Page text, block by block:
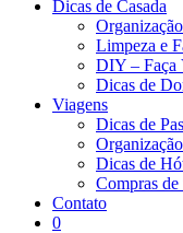
Dicas de Casada
Limpeza e
DIY – Faça
Dicas de
Viagens
Dicas de
Dicas de
Compras de
Contato
0